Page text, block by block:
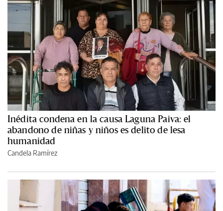
Inédita condena en la causa Laguna Paiva: el
abandono de niñas y niños es delito de lesa
humanidad
Candela Ramírez